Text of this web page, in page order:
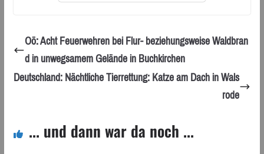
Oö: Acht Feuerwehren bei Flur- beziehungsweise Waldbran
d in unwegsamem Gelände in Buchkirchen
Deutschland: Nächtliche Tierrettung: Katze am Dach in Wals
rode
... und dann war da noch ...